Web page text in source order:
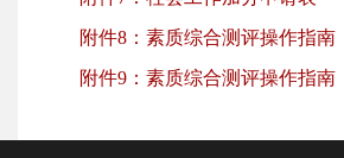
附件8：素质综合测评操作指南
附件9：素质综合测评操作指南